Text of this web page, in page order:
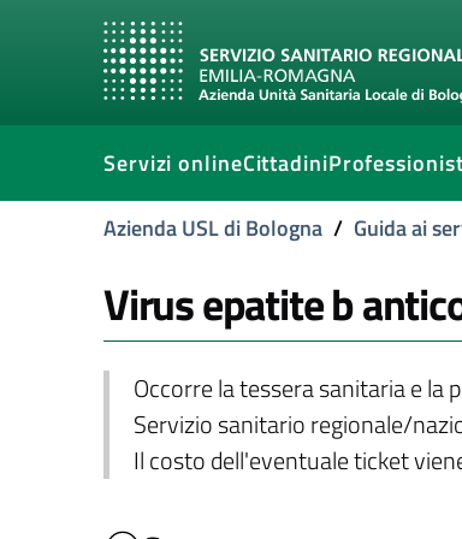
Servizi onlineCittadini
Azienda USL di Bologna / Guida ai
Virus epatite b
Occorre la tessera sanitaria e la
Servizio sanitario regionale/
Il costo dell'eventuale ticket